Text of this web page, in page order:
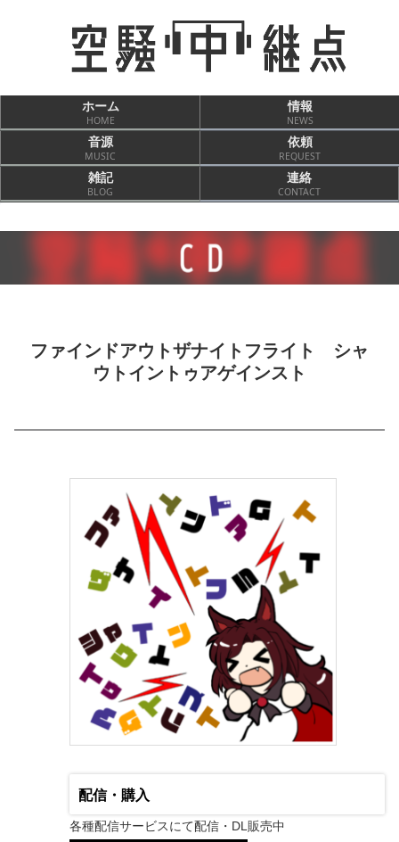
ホーム
HOME
情報
NEWS
音源
MUSIC
依頼
REQUEST
雑記
BLOG
連絡
CONTACT
ファインドアウトザナイトフライト シャ
ウトイントゥアゲインスト
配信・購入
各種配信サービスにて配信・DL販売中